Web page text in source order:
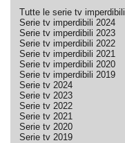
Tutte le serie tv imperdibili
Serie tv imperdibili 2024
Serie tv imperdibili 2023
Serie tv imperdibili 2022
Serie tv imperdibili 2021
Serie tv imperdibili 2020
Serie tv imperdibili 2019
Serie tv 2024
Serie tv 2023
Serie tv 2022
Serie tv 2021
Serie tv 2020
Serie tv 2019